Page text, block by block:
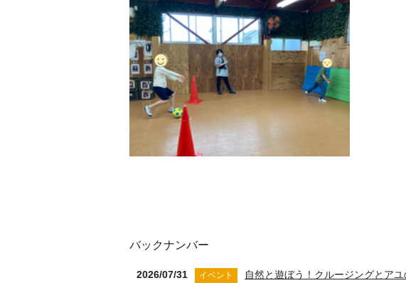
バックナンバー
2026/07/31 イベント 自然と遊ぼう！クルージングとア